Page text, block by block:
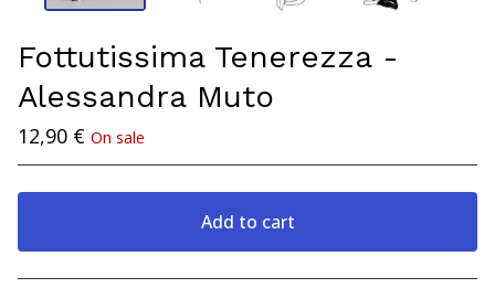
Fottutissima Tenerezza -
Alessandra Muto
12,90 € On sale
Add to cart